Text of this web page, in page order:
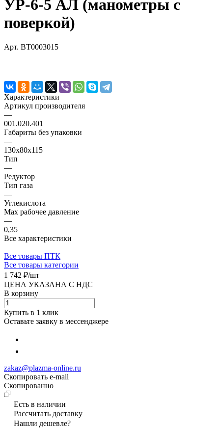
УР-6-5 АЛ (манометры с
поверкой)
Арт. BT0003015
Характеристики
Артикул производителя
—
001.020.401
Габариты без упаковки
—
130х80х115
Тип
—
Редуктор
Тип газа
—
Углекислота
Мах рабочее давление
—
0,35
Все характеристики
Все товары ПТК
Все товары категории
1 742 ₽/шт
ЦЕНА УКАЗАНА С НДС
В корзину
Купить в 1 клик
Оставьте заявку в мессенджере
zakaz@plazma-online.ru
Скопировать e-mail
Cкопированно
Есть в наличии
Рассчитать доставку
Нашли дешевле?